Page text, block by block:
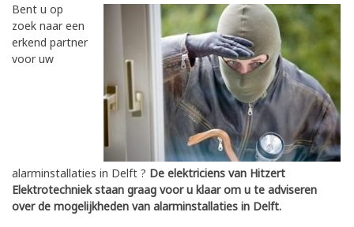
Bent u op
zoek naar een
erkend partner
voor uw
alarminstallaties in Delft ? De elektriciens van Hitzert
Elektrotechniek staan graag voor u klaar om u te adviseren
over de mogelijkheden van alarminstallaties in Delft.